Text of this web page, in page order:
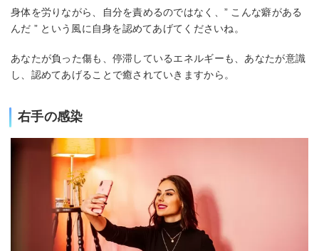
身体を労りながら、自分を責めるのではなく、” こんな癖がある
んだ ” という風に自身を認めてあげてくださいね。
あなたが負った傷も、停滞しているエネルギーも、あなたが意識
し、認めてあげることで癒されていきますから。
右手の感染